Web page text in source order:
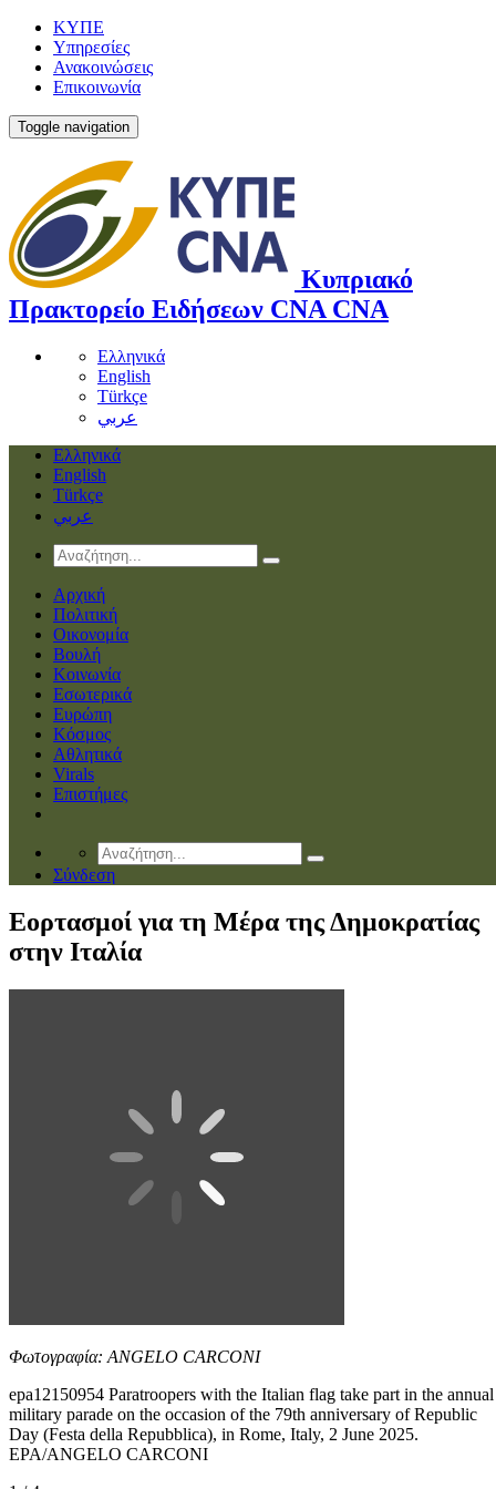
ΚΥΠΕ
Υπηρεσίες
Ανακοινώσεις
Επικοινωνία
Toggle navigation
Κυπριακό
Πρακτορείο Ειδήσεων CNA CNA
Ελληνικά
English
Türkçe
عربي
Ελληνικά
English
Türkçe
عربي
Αρχική
Πολιτική
Οικονομία
Βουλή
Κοινωνία
Εσωτερικά
Ευρώπη
Κόσμος
Αθλητικά
Virals
Επιστήμες
Σύνδεση
Eoρτασμοί για τη Μέρα της Δημοκρατίας
στην Ιταλία
Φωτογραφία: ANGELO CARCONI
epa12150954 Paratroopers with the Italian flag take part in the annual
military parade on the occasion of the 79th anniversary of Republic
Day (Festa della Repubblica), in Rome, Italy, 2 June 2025.
EPA/ANGELO CARCONI